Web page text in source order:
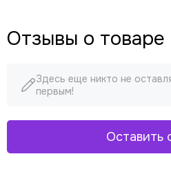
Отзывы о товаре
Здесь еще никто не
первым!
Оставить